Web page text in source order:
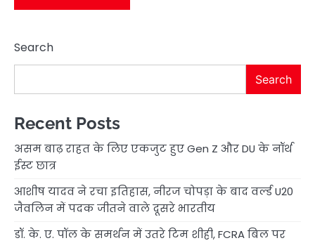
Search
Search
Recent Posts
असम बाढ़ राहत के लिए एकजुट हुए Gen Z और DU के नॉर्थ
ईस्ट छात्र
आशीष यादव ने रचा इतिहास, नीरज चोपड़ा के बाद वर्ल्ड U20
जैवलिन में पदक जीतने वाले दूसरे भारतीय
डॉ. के. ए. पॉल के समर्थन में उतरे टिम शीही, FCRA बिल पर